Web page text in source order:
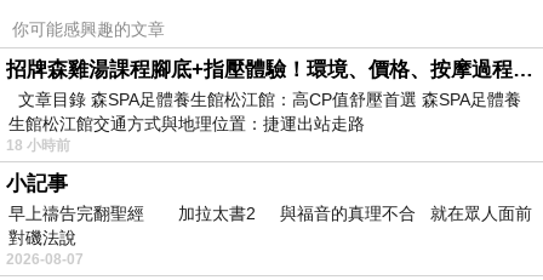
你可能感興趣的文章
招牌森雞湯課程腳底+指壓體驗！環境、價格、按摩過程全紀錄，森SPA足體養生館松江館最新價格表
文章目錄 森SPA足體養生館松江館：高CP值舒壓首選 森SPA足體養
生館松江館交通方式與地理位置：捷運出站走路
18 小時前
小記事
早上禱告完翻聖經 加拉太書2 與福音的真理不合 就在眾人面前
對磯法說
2026-08-07